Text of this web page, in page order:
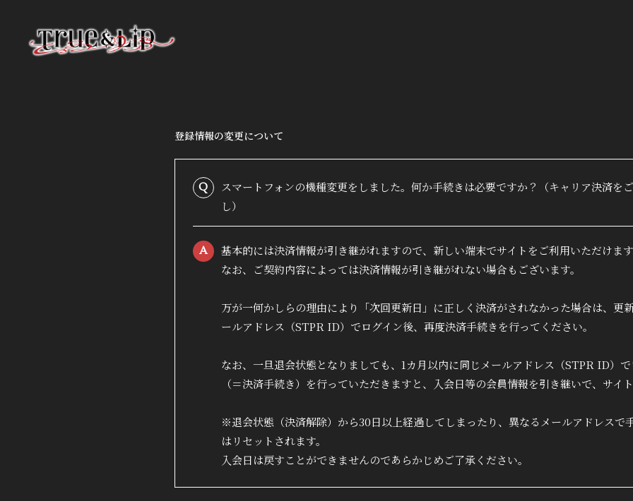
会員登録
RADIO
Q&A
登録情報の変更について
Q
スマートフォンの機種変更をしました。何か手続きは必要ですか？（キャリア決済を
し）
A
基本的には決済情報が引き継がれますので、新しい端末でサイトをご利用いただけます
なお、ご契約内容によっては決済情報が引き継がれない場合もございます。
万が一何かしらの理由により「次回更新日」に正しく決済がされなかった場合は、更
ールアドレス（STPR ID）でログイン後、再度決済手続きを行ってください。
なお、一旦退会状態となりましても、1カ月以内に同じメールアドレス（STPR ID）
（＝決済手続き）を行っていただきますと、入会日等の会員情報を引き継いで、サイ
※退会状態（決済解除）から30日以上経過してしまったり、異なるメールアドレスで
はリセットされます。
入会日は戻すことができませんのであらかじめご了承ください。